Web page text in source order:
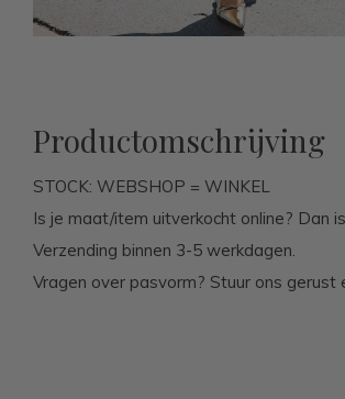
Productomschrijving
STOCK: WEBSHOP = WINKEL
Is je maat/item uitverkocht online? Dan
Verzending binnen 3-5 werkdagen.
Vragen over pasvorm? Stuur ons